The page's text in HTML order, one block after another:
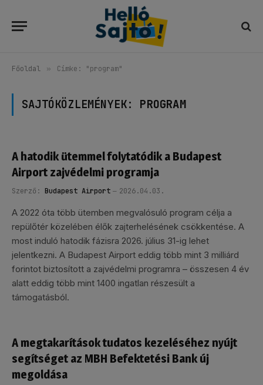
Főoldal » Címke: "program"
SAJTÓKÖZLEMÉNYEK: PROGRAM
A hatodik ütemmel folytatódik a Budapest
Airport zajvédelmi programja
Szerző: Budapest Airport 2026.04.03.
A 2022 óta több ütemben megvalósuló program célja a
repülőtér közelében élők zajterhelésének csökkentése. A
most induló hatodik fázisra 2026. július 31-ig lehet
jelentkezni. A Budapest Airport eddig több mint 3 milliárd
forintot biztosított a zajvédelmi programra – összesen 4 év
alatt eddig több mint 1400 ingatlan részesült a
támogatásból.
A megtakarítások tudatos kezeléséhez nyújt
segítséget az MBH Befektetési Bank új
megoldása